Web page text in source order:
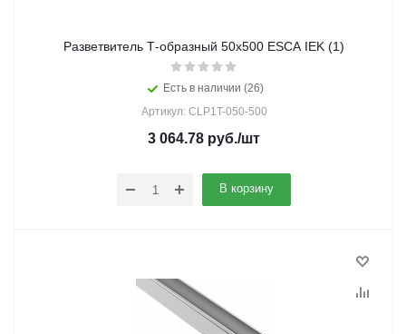
Разветвитель Т-образный 50х500 ESCA IEK (1)
Есть в наличии (26)
Артикул: CLP1T-050-500
3 064.78 руб./шт
В корзину